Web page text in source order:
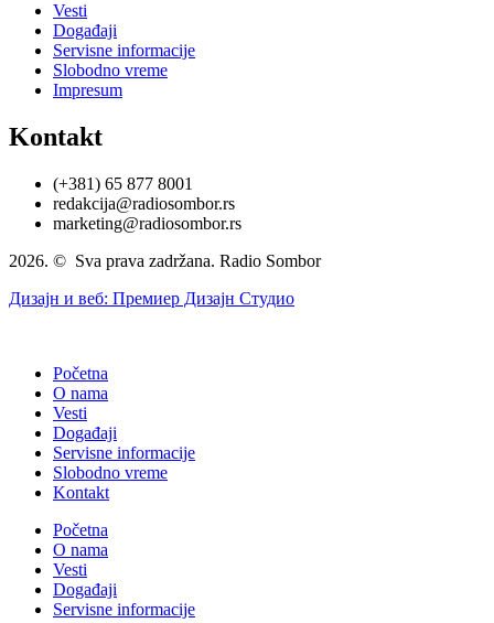
Vesti
Događaji
Servisne informacije
Slobodno vreme
Impresum
Kontakt
(+381) 65 877 8001
redakcija@radiosombor.rs
marketing@radiosombor.rs
2026. © Sva prava zadržana. Radio Sombor
Дизајн и веб: Премиер Дизајн Студио
Početna
O nama
Vesti
Događaji
Servisne informacije
Slobodno vreme
Kontakt
Početna
O nama
Vesti
Događaji
Servisne informacije